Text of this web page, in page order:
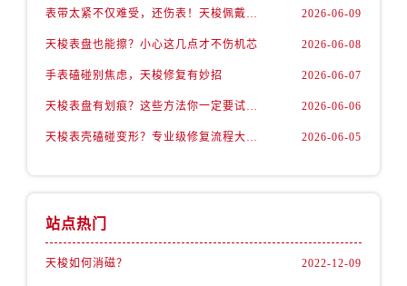
表带太紧不仅难受，还伤表！天梭佩戴优化技巧 2026-06-09
天梭表盘也能擦？小心这几点才不伤机芯 2026-06-08
手表磕碰别焦虑，天梭修复有妙招 2026-06-07
天梭表盘有划痕？这些方法你一定要试试！ 2026-06-06
天梭表壳磕碰变形？专业级修复流程大公开 2026-06-05
站点热门
天梭如何消磁？ 2022-12-09